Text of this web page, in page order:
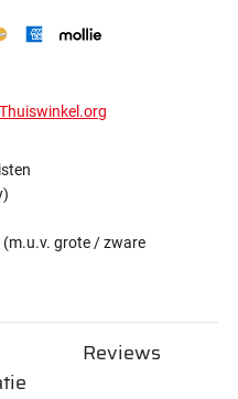
Thuiswinkel.org
grote / zware
Reviews